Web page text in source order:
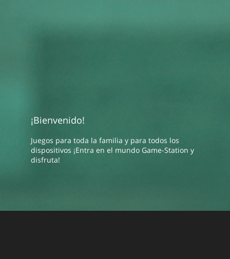
¡Bienvenido!
Juegos para toda la familia y para todos los
dispositivos ¡Entra en el mundo Game-Station y
disfruta!